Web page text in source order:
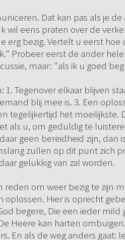
Dat kan pas als je
wil eens praten over de
erg bezig. Vertelt u eerst hoe
Probeer eerst de ander
maar: "als ik u goed
1. Tegenover elkaar blijven
blij mee is. 3. Een
tegelijkertijd het
als u, om geduldig te
geen bereidheid zijn, dan
zullen op dit punt zich
gelukkig van zal worden.
reden om weer bezig te zijn
oplossen. Hier is oprecht
begere, Die een ieder mild
Heere kan harten
En als de weg anders gaat: